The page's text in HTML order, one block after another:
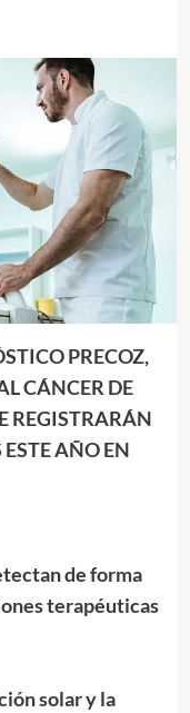
PRECOZ,
CÁNCER DE
REGISTRARÁN
AÑO EN
de forma
terapéuticas
solar y la